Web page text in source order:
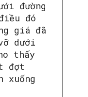
đường
đó
giá đã
dưới
thấy
đợt
xuống